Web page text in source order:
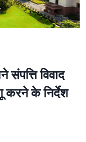
संपत्ति विवाद
करने के निर्देश